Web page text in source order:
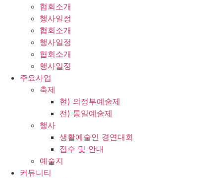
협회소개
행사일정
협회소개
행사일정
협회소개
행사일정
주요사업
축제
현) 의정부예술제
전) 통일예술제
행사
생활예술인 경연대회
접수 및 안내
예술지
커뮤니티